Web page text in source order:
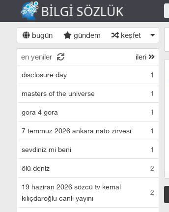
bugün gündem keşfet
en yeniler ileri
disclosure day 1
masters of the universe 1
gora 4 gora 1
7 temmuz 2026 ankara nato zirvesi 1
sevdiniz mi beni 1
ölü deniz 2
19 haziran 2026 sözcü tv kemal
kılıçdaroğlu canlı yayını
2